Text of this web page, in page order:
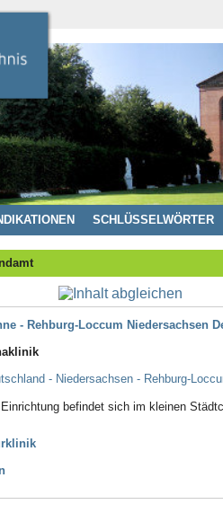
SCHLÜSSELWÖRTER
- Rehburg-Loccum Niedersachsen
- Niedersachsen - Rehburg-
befindet sich im kleinen